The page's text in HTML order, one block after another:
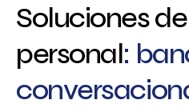
Soluciones
personal: